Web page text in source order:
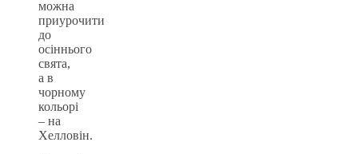
можна
приурочити
до
осіннього
свята,
а в
чорному
кольорі
– на
Хелловін.